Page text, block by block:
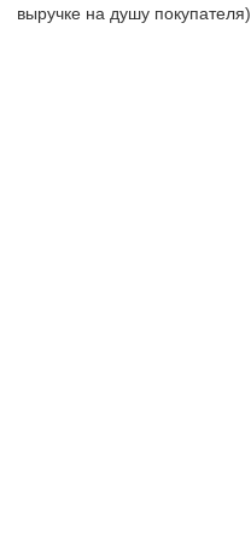
выручке на душу покупателя).